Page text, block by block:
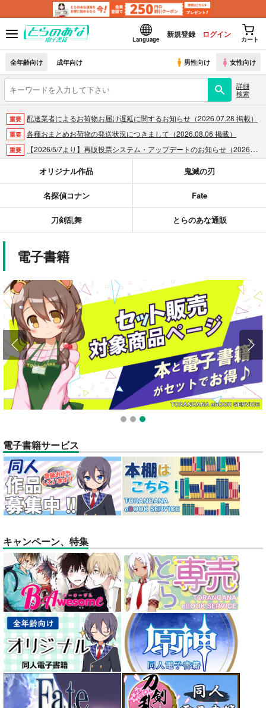
Language
新規登録 ログイン
カート
全年齢向け 成年向け 男性向け 女性向け
詳細
検索
重要 配送業者によるお荷物お届け遅延に関するお知らせ（2026.07.28 掲載）
重要 各種おまとめお荷物の発送状況につきまして（2026.08.06 掲載）
重要 【2026/5/7より】再販投票システム・アップデートのお知らせ（2026.05.07 掲載）
「とらのあな×駿河屋日本橋乙女同人誌館」通販店頭受取サービス開始のお知らせ（2026.01.05 更新｜2025.12.30 掲載）
重要 【2025/12/1より】「通販ポイント⇒とらコイン変換キャンペーン」終了のお知らせ（2025.11.21 掲載）
個人情報保護方針の改定について（2025.09.19 更新｜2025.08.01 掲載）
全てのお知らせを見る
オリジナル作品 鬼滅の刃
名探偵コナン Fate
刀剣乱舞 とらのあな通販
電子書籍
1 2 3
電子書籍サービス
キャンペーン、特集